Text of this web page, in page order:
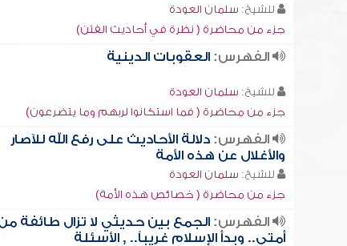
للشيخ: سلمان العودة
جزء من محاضرة ( نظرة في أحاديث الفتن)
الفهرس:العقوبات الدينية
للشيخ: سلمان العودة
جزء من محاضرة ( فما استكانوا لربهم وما يتضرعون)
الفهرس:دلالة الأحاديث على رفع الله للآصار
والأغلال عن هذه الأمة
للشيخ: سلمان العودة
جزء من محاضرة ( خصائص هذه الأمة)
الفهرس:الجمع بين حديثي لا تزال طائفة
أمتي.. وبدأ الإسلام غريباً.. , الأسئلة